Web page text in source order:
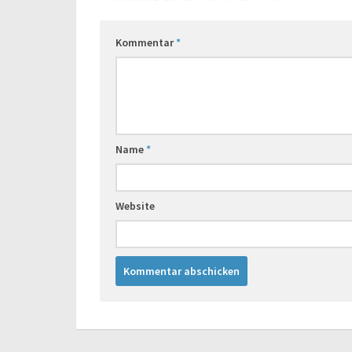
Kommentar*
Name*
Website